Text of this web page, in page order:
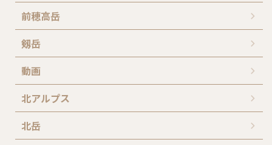
前穂高岳
剱岳
動画
北アルプス
北岳